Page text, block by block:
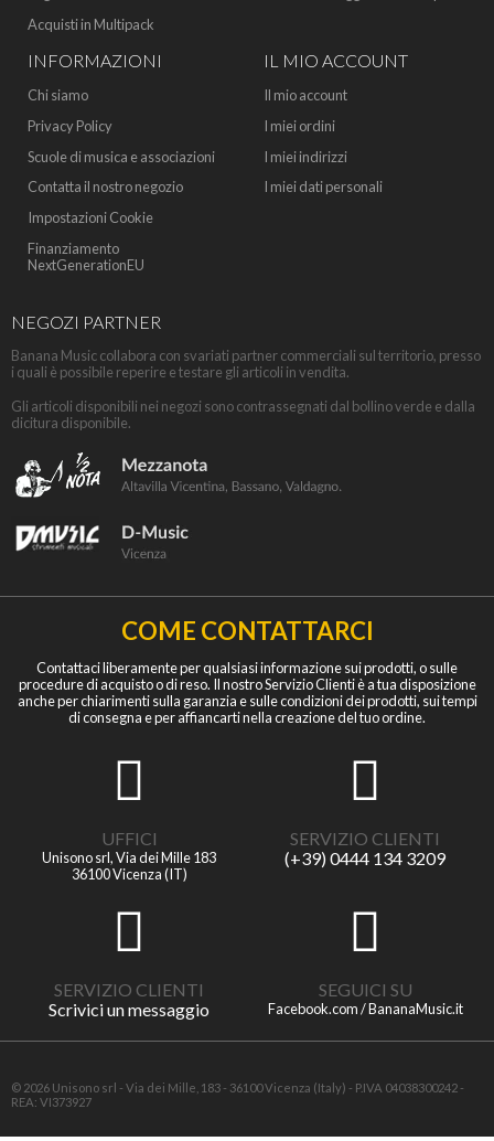
Acquisti in Multipack
INFORMAZIONI
Chi siamo
Privacy Policy
Scuole di musica e associazioni
Contatta il nostro negozio
Impostazioni Cookie
Finanziamento
NextGenerationEU
IL MIO ACCOUNT
Il mio account
I miei ordini
I miei indirizzi
I miei dati personali
NEGOZI PARTNER
Banana Music collabora con svariati partner commerciali sul territorio, presso
i quali è possibile reperire e testare gli articoli in vendita.
Gli articoli disponibili nei negozi sono contrassegnati dal bollino verde e dalla
dicitura disponibile.
COME CONTATTARCI
Contattaci liberamente per qualsiasi informazione sui prodotti, o sulle
procedure di acquisto o di reso. Il nostro Servizio Clienti è a tua disposizione
anche per chiarimenti sulla garanzia e sulle condizioni dei prodotti, sui tempi
di consegna e per affiancarti nella creazione del tuo ordine.
UFFICI
Unisono srl, Via dei Mille 183
36100 Vicenza (IT)
SERVIZIO CLIENTI
(+39) 0444 134 3209
SERVIZIO CLIENTI
Scrivici un messaggio
SEGUICI SU
Facebook.com / BananaMusic.it
© 2026 Unisono srl - Via dei Mille, 183 - 36100 Vicenza (Italy) - P.IVA 04038300242 -
REA: VI373927